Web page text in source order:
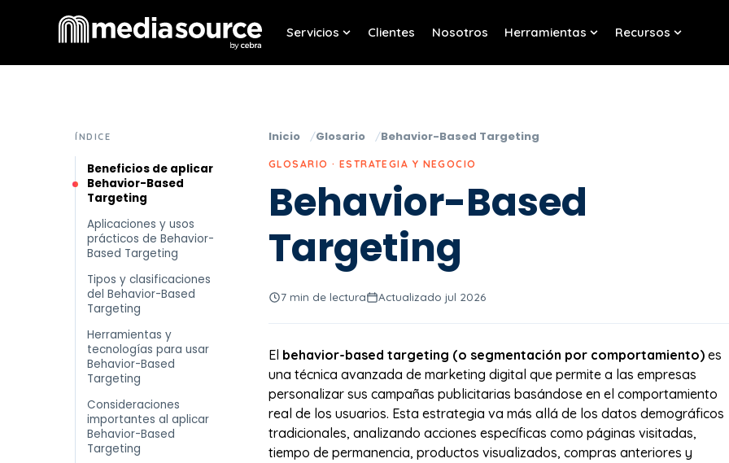
Servicios
Show submenu for Servicios
Clientes Nosotros Herramientas
Show submenu for
Recursos
ÍNDICE
Beneficios de aplicar
Behavior-Based
Targeting
Aplicaciones y usos
prácticos de Behavior-
Based Targeting
Tipos y clasificaciones
del Behavior-Based
Targeting
Herramientas y
tecnologías para usar
Behavior-Based
Targeting
Consideraciones
importantes al aplicar
Behavior-Based
Targeting
Inicio Glosario Behavior-Based Targeting
GLOSARIO · ESTRATEGIA Y NEGOCIO
Behavior-Based
Targeting
7 min de lectura Actualizado jul 2026
El behavior-based targeting (o segmentación por comportamiento) es
una técnica avanzada de marketing digital que permite a las empresas
personalizar sus campañas publicitarias basándose en el comportamiento
real de los usuarios. Esta estrategia va más allá de los datos demográficos
tradicionales, analizando acciones específicas como páginas visitadas,
tiempo de permanencia, productos visualizados, compras anteriores y